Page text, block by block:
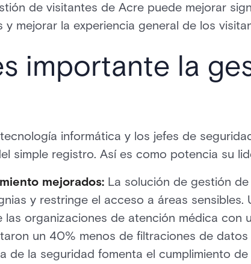
de visitantes de Acre puede mejorar
y mejorar la experiencia general de los
importante la
informática y los jefes de
simple registro. Así es como potencia su
mejorados: La solución de gestión
y restringe el acceso a áreas
las organizaciones de atención médica con
un 40% menos de filtraciones de
de la seguridad fomenta el cumplimiento